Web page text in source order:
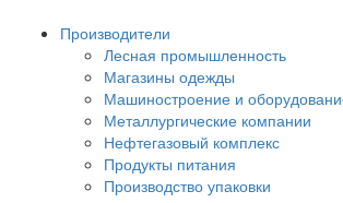
Производители
Лесная промышленность
Магазины одежды
Машиностроение и
Металлургические компании
Нефтегазовый комплекс
Продукты питания
Производство упаковки